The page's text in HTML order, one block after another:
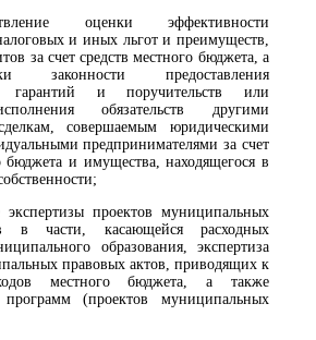
оценки эффективности
и иных льгот и преимуществ,
за счет средств местного бюджета, а
законности предоставления
гарантий и поручительств или
обязательств другими
совершаемым юридическими
предпринимателями за счет
бюджета и имущества, находящегося в
экспертизы проектов муниципальных
в части, касающейся расходных
образования, экспертиза
правовых актов, приводящих к
местного бюджета, а также
(проектов муниципальных